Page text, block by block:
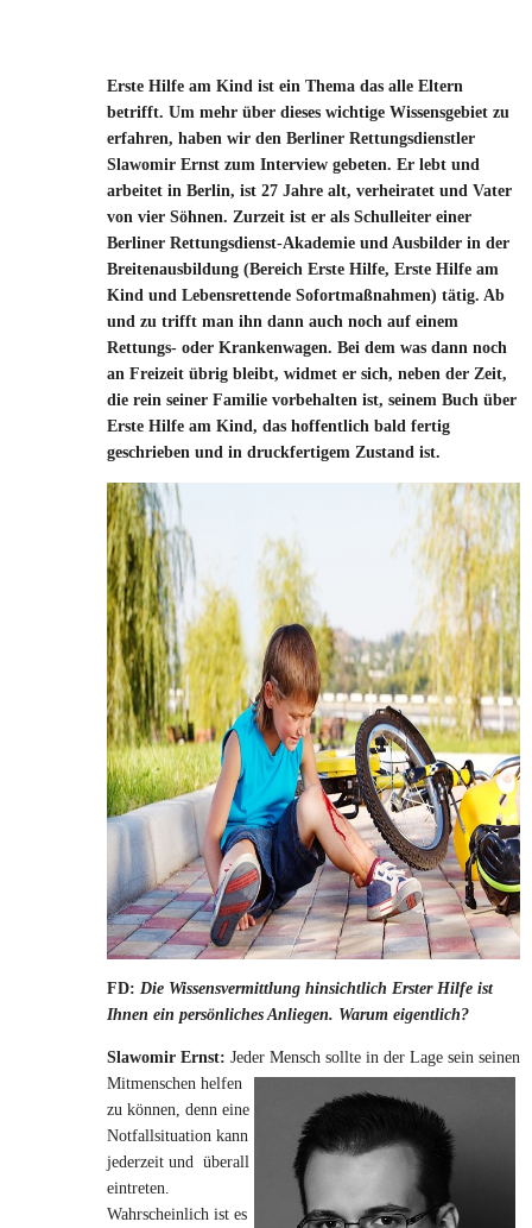
Erste Hilfe am Kind ist ein Thema das alle Eltern
betrifft. Um mehr über dieses wichtige Wissensgebiet zu
erfahren, haben wir den Berliner Rettungsdienstler
Slawomir Ernst zum Interview gebeten. Er lebt und
arbeitet in Berlin, ist 27 Jahre alt, verheiratet und Vater
von vier Söhnen. Zurzeit ist er als Schulleiter einer
Berliner Rettungsdienst-Akademie und Ausbilder in der
Breitenausbildung (Bereich Erste Hilfe, Erste Hilfe am
Kind und Lebensrettende Sofortmaßnahmen) tätig. Ab
und zu trifft man ihn dann auch noch auf einem
Rettungs- oder Krankenwagen. Bei dem was dann noch
an Freizeit übrig bleibt, widmet er sich, neben der Zeit,
die rein seiner Familie vorbehalten ist, seinem Buch über
Erste Hilfe am Kind, das hoffentlich bald fertig
geschrieben und in druckfertigem Zustand ist.
FD: Die Wissensvermittlung hinsichtlich Erster Hilfe ist
Ihnen ein persönliches Anliegen. Warum eigentlich?
Slawomir Ernst: Jeder Mensch sollte in der Lage sein seinen
Mitmenschen helfen
zu können, denn eine
Notfallsituation kann
jederzeit und überall
eintreten.
Wahrscheinlich ist es